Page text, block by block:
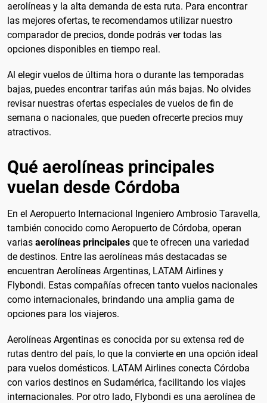
aerolíneas y la alta demanda de esta ruta. Para encontrar
las mejores ofertas, te recomendamos utilizar nuestro
comparador de precios, donde podrás ver todas las
opciones disponibles en tiempo real.
Al elegir vuelos de última hora o durante las temporadas
bajas, puedes encontrar tarifas aún más bajas. No olvides
revisar nuestras ofertas especiales de vuelos de fin de
semana o nacionales, que pueden ofrecerte precios muy
atractivos.
Qué aerolíneas principales
vuelan desde Córdoba
En el Aeropuerto Internacional Ingeniero Ambrosio Taravella,
también conocido como Aeropuerto de Córdoba, operan
varias aerolíneas principales que te ofrecen una variedad
de destinos. Entre las aerolíneas más destacadas se
encuentran Aerolíneas Argentinas, LATAM Airlines y
Flybondi. Estas compañías ofrecen tanto vuelos nacionales
como internacionales, brindando una amplia gama de
opciones para los viajeros.
Aerolíneas Argentinas es conocida por su extensa red de
rutas dentro del país, lo que la convierte en una opción ideal
para vuelos domésticos. LATAM Airlines conecta Córdoba
con varios destinos en Sudamérica, facilitando los viajes
internacionales. Por otro lado, Flybondi es una aerolínea de